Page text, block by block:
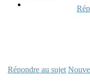
Répondre au sujet